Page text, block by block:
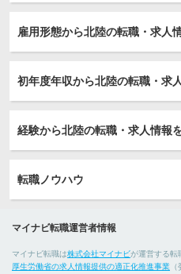
雇用形態から北陸の転職・求人
初年度年収から北陸の転職・求
経験から北陸の転職・求人情報
転職ノウハウ
マイナビ転職運営者情報
マイナビ転職は株式会社マイナビが運営する転
厚生労働省の求人情報提供の適正化推進事業